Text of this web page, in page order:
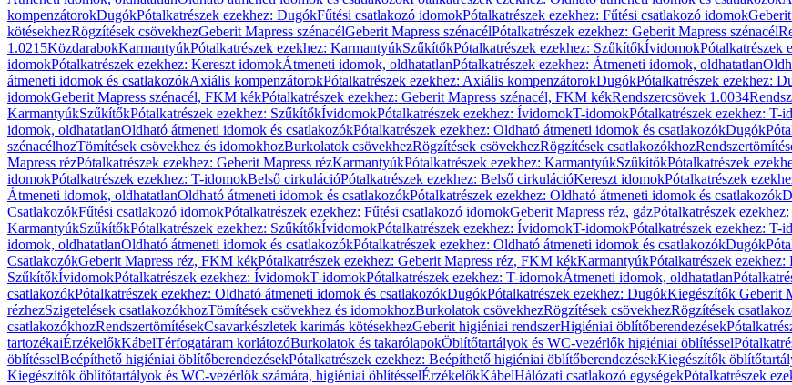
kompenzátorokDugókPótalkatrészek ezekhez: DugókFűtési csatlakozó idomokPótalkatrészek ezekhez: Fűtési csatlakozó idomok
kötésekhezRögzítések csövekhezGeberit Mapress szénacélGeberit Mapress szénacélPótalkatrészek ezekhez: Geberit Mapress szénacél
1.0215KözdarabokKarmantyúkPótalkatrészek ezekhez: KarmantyúkSzűkítőkPótalkatrészek ezekhez: SzűkítőkÍvidomokPótalkatrészek
idomokPótalkatrészek ezekhez: Kereszt idomokÁtmeneti idomok, oldhatatlanPótalkatrészek ezekhez: Átmeneti idomok, oldhatatlan
átmeneti idomok és csatlakozókAxiális kompenzátorokPótalkatrészek ezekhez: Axiális kompenzátorokDugókPótalkatrészek ezekhez:
idomokGeberit Mapress szénacél, FKM kékPótalkatrészek ezekhez: Geberit Mapress szénacél, FKM kékRendszercsövek 1.0034
KarmantyúkSzűkítőkPótalkatrészek ezekhez: SzűkítőkÍvidomokPótalkatrészek ezekhez: ÍvidomokT-idomokPótalkatrészek ezekhez: T-
idomok, oldhatatlanOldható átmeneti idomok és csatlakozókPótalkatrészek ezekhez: Oldható átmeneti idomok és csatlakozókDugók
szénacélhozTömítések csövekhez és idomokhozBurkolatok csövekhezRögzítések csövekhezRögzítések csatlakozókhoz
Mapress rézPótalkatrészek ezekhez: Geberit Mapress rézKarmantyúkPótalkatrészek ezekhez: KarmantyúkSzűkítőkPótalkatrészek
idomokPótalkatrészek ezekhez: T-idomokBelső cirkulációPótalkatrészek ezekhez: Belső cirkulációKereszt idomokPótalkatrészek
Átmeneti idomok, oldhatatlanOldható átmeneti idomok és csatlakozókPótalkatrészek ezekhez: Oldható átmeneti idomok és csatlakozók
CsatlakozókFűtési csatlakozó idomokPótalkatrészek ezekhez: Fűtési csatlakozó idomokGeberit Mapress réz, gázPótalkatrészek
KarmantyúkSzűkítőkPótalkatrészek ezekhez: SzűkítőkÍvidomokPótalkatrészek ezekhez: ÍvidomokT-idomokPótalkatrészek ezekhez: T-
idomok, oldhatatlanOldható átmeneti idomok és csatlakozókPótalkatrészek ezekhez: Oldható átmeneti idomok és csatlakozókDugók
CsatlakozókGeberit Mapress réz, FKM kékPótalkatrészek ezekhez: Geberit Mapress réz, FKM kékKarmantyúkPótalkatrészek
SzűkítőkÍvidomokPótalkatrészek ezekhez: ÍvidomokT-idomokPótalkatrészek ezekhez: T-idomokÁtmeneti idomok, oldhatatlan
csatlakozókPótalkatrészek ezekhez: Oldható átmeneti idomok és csatlakozókDugókPótalkatrészek ezekhez: DugókKiegészítők Geberit
rézhezSzigetelések csatlakozókhozTömítések csövekhez és idomokhozBurkolatok csövekhezRögzítések csövekhezRögzítések
csatlakozókhozRendszertömítésekCsavarkészletek karimás kötésekhezGeberit higiéniai rendszerHigiéniai öblítőberendezések
tartozékaiÉrzékelőkKábelTérfogatáram korlátozóBurkolatok és takarólapokÖblítőtartályok és WC-vezérlők higiéniai öblítéssel
öblítésselBeépíthető higiéniai öblítőberendezésekPótalkatrészek ezekhez: Beépíthető higiéniai öblítőberendezésekKiegészítők
Kiegészítők öblítőtartályok és WC-vezérlők számára, higiéniai öblítésselÉrzékelőkKábelHálózati csatlakozó egységekPótalkatrészek